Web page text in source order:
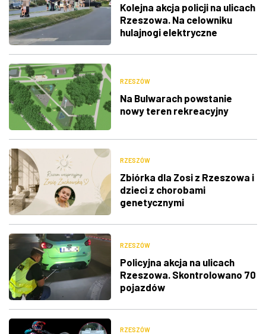
Kolejna akcja policji na ulicach
Rzeszowa. Na celowniku
hulajnogi elektryczne
RZESZÓW
Na Bulwarach powstanie
nowy teren rekreacyjny
RZESZÓW
Zbiórka dla Zosi z Rzeszowa i
dzieci z chorobami
genetycznymi
RZESZÓW
Policyjna akcja na ulicach
Rzeszowa. Skontrolowano 70
pojazdów
RZESZÓW